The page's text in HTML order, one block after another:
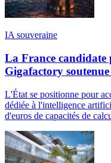
IA souveraine
La France
Gigafactory
L'État se positionne pour
dédiée à l'intelligence
d'euros de capacités de